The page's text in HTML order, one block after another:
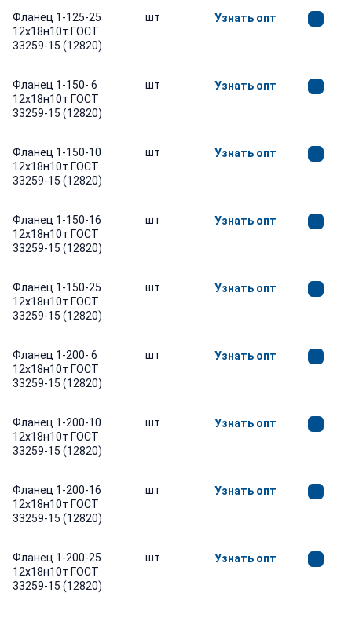
Фланец 1-125-25
12х18н10т ГОСТ
33259-15 (12820)
шт Узнать опт
Фланец 1-150- 6
12х18н10т ГОСТ
33259-15 (12820)
шт Узнать опт
Фланец 1-150-10
12х18н10т ГОСТ
33259-15 (12820)
шт Узнать опт
Фланец 1-150-16
12х18н10т ГОСТ
33259-15 (12820)
шт Узнать опт
Фланец 1-150-25
12х18н10т ГОСТ
33259-15 (12820)
шт Узнать опт
Фланец 1-200- 6
12х18н10т ГОСТ
33259-15 (12820)
шт Узнать опт
Фланец 1-200-10
12х18н10т ГОСТ
33259-15 (12820)
шт Узнать опт
Фланец 1-200-16
12х18н10т ГОСТ
33259-15 (12820)
шт Узнать опт
Фланец 1-200-25
12х18н10т ГОСТ
33259-15 (12820)
шт Узнать опт